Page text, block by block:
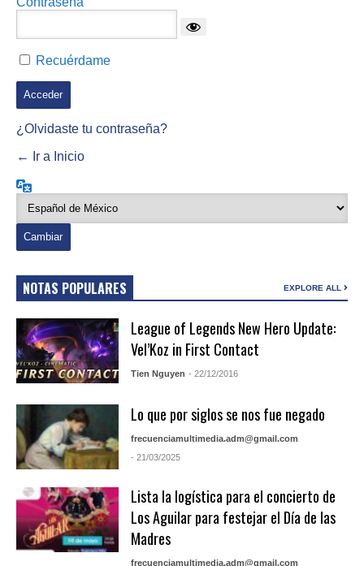
Recuérdame
¿Olvidaste tu contraseña?
← Ir a Inicio
NOTAS POPULARES EXPLORE ALL
League of Legends New Hero Update:
Vel’Koz in First Contact
Tien Nguyen - 22/12/2016
Lo que por siglos se nos fue negado
frecuenciamultimedia.adm@gmail.com
- 21/03/2025
Lista la logística para el concierto de
Los Aguilar para festejar el Día de las
Madres
frecuenciamultimedia.adm@gmail.com